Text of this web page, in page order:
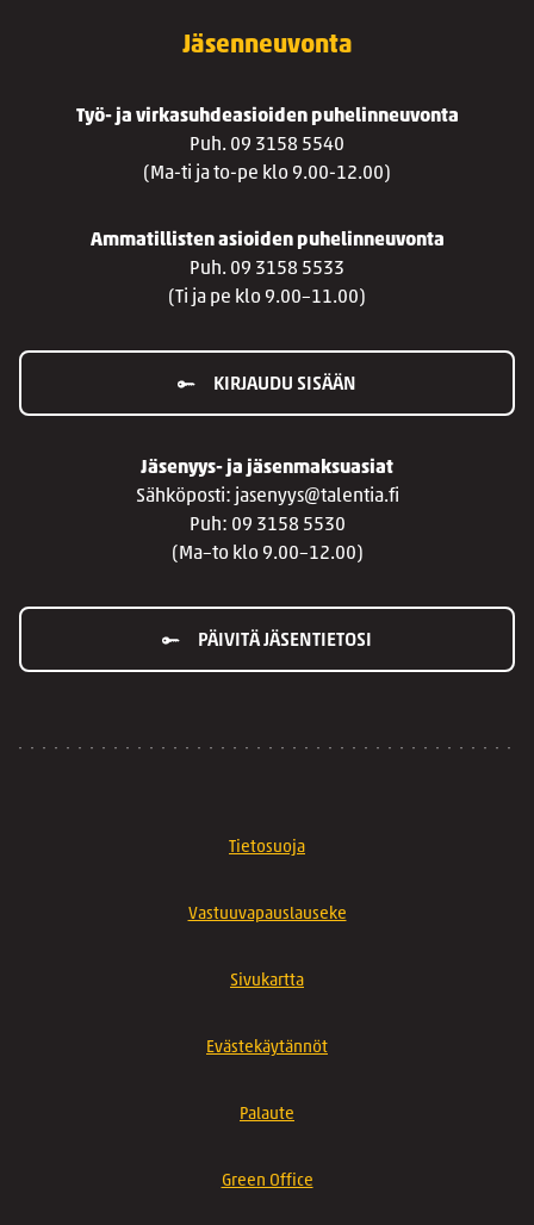
Jäsenneuvonta
Työ- ja virkasuhdeasioiden puhelinneuvonta
Puh. 09 3158 5540
(Ma-ti ja to-pe klo 9.00-12.00)
Ammatillisten asioiden puhelinneuvonta
Puh. 09 3158 5533
(Ti ja pe klo 9.00–11.00)
KIRJAUDU SISÄÄN
Jäsenyys- ja jäsenmaksuasiat
Sähköposti: jasenyys@talentia.fi
Puh: 09 3158 5530
(Ma–to klo 9.00–12.00)
PÄIVITÄ JÄSENTIETOSI
Tietosuoja
Vastuuvapauslauseke
Sivukartta
Evästekäytännöt
Palaute
Green Office